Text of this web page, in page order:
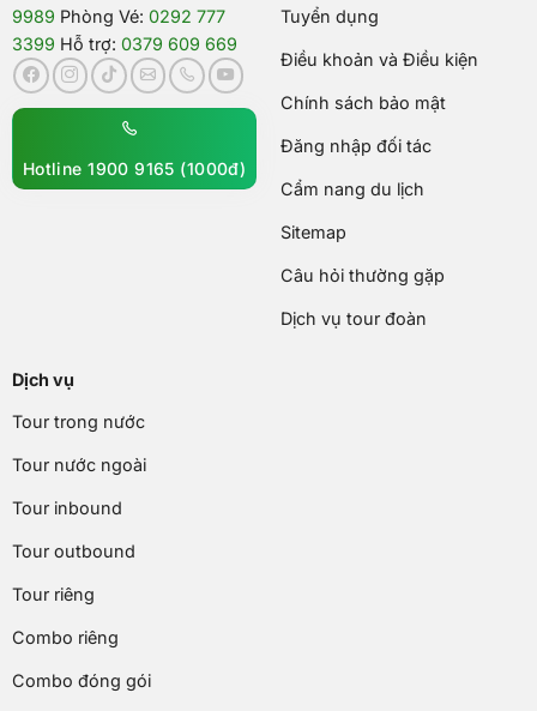
9989 Phòng Vé: 0292 777
3399 Hỗ trợ: 0379 609 669
Hotline 1900 9165 (1000đ)
Tuyển dụng
Điều khoản và Điều kiện
Chính sách bảo mật
Đăng nhập đối tác
Cẩm nang du lịch
Sitemap
Câu hỏi thường gặp
Dịch vụ tour đoàn
Dịch vụ
Tour trong nước
Tour nước ngoài
Tour inbound
Tour outbound
Tour riêng
Combo riêng
Combo đóng gói